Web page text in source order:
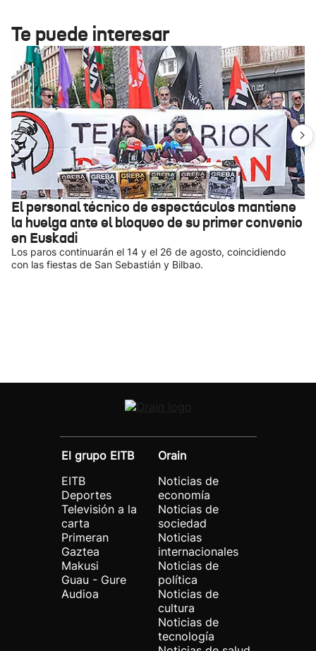
Te puede interesar
El personal técnico de espectáculos mantiene
la huelga ante el bloqueo de su primer convenio
en Euskadi
Los paros continuarán el 14 y el 26 de agosto, coincidiendo
con las fiestas de San Sebastián y Bilbao.
El grupo EITB
EITB
Deportes
Televisión a la
carta
Primeran
Gaztea
Makusi
Guau - Gure
Audioa
Orain
Noticias de
economía
Noticias de
sociedad
Noticias
internacionales
Noticias de
política
Noticias de
cultura
Noticias de
tecnología